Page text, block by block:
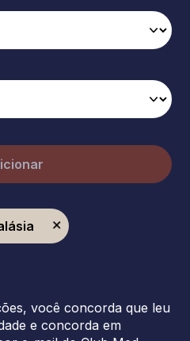
você concorda que leu
e concorda em